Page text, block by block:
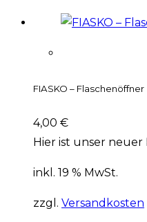
FIASKO – Flaschenöffner
4,00 €
Hier ist unser neuer
inkl. 19 % MwSt.
zzgl. Versandkosten